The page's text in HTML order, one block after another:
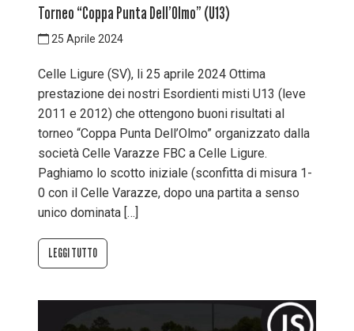
Torneo “Coppa Punta Dell’Olmo” (U13)
25 Aprile 2024
Celle Ligure (SV), li 25 aprile 2024 Ottima
prestazione dei nostri Esordienti misti U13 (leve
2011 e 2012) che ottengono buoni risultati al
torneo “Coppa Punta Dell’Olmo” organizzato dalla
società Celle Varazze FBC a Celle Ligure.
Paghiamo lo scotto iniziale (sconfitta di misura 1-
0 con il Celle Varazze, dopo una partita a senso
unico dominata […]
LEGGI TUTTO